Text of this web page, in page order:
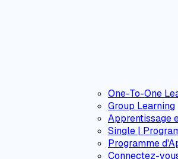
One-To-One
Group Learning
Apprentissage
Single |
Programme
Connectez-